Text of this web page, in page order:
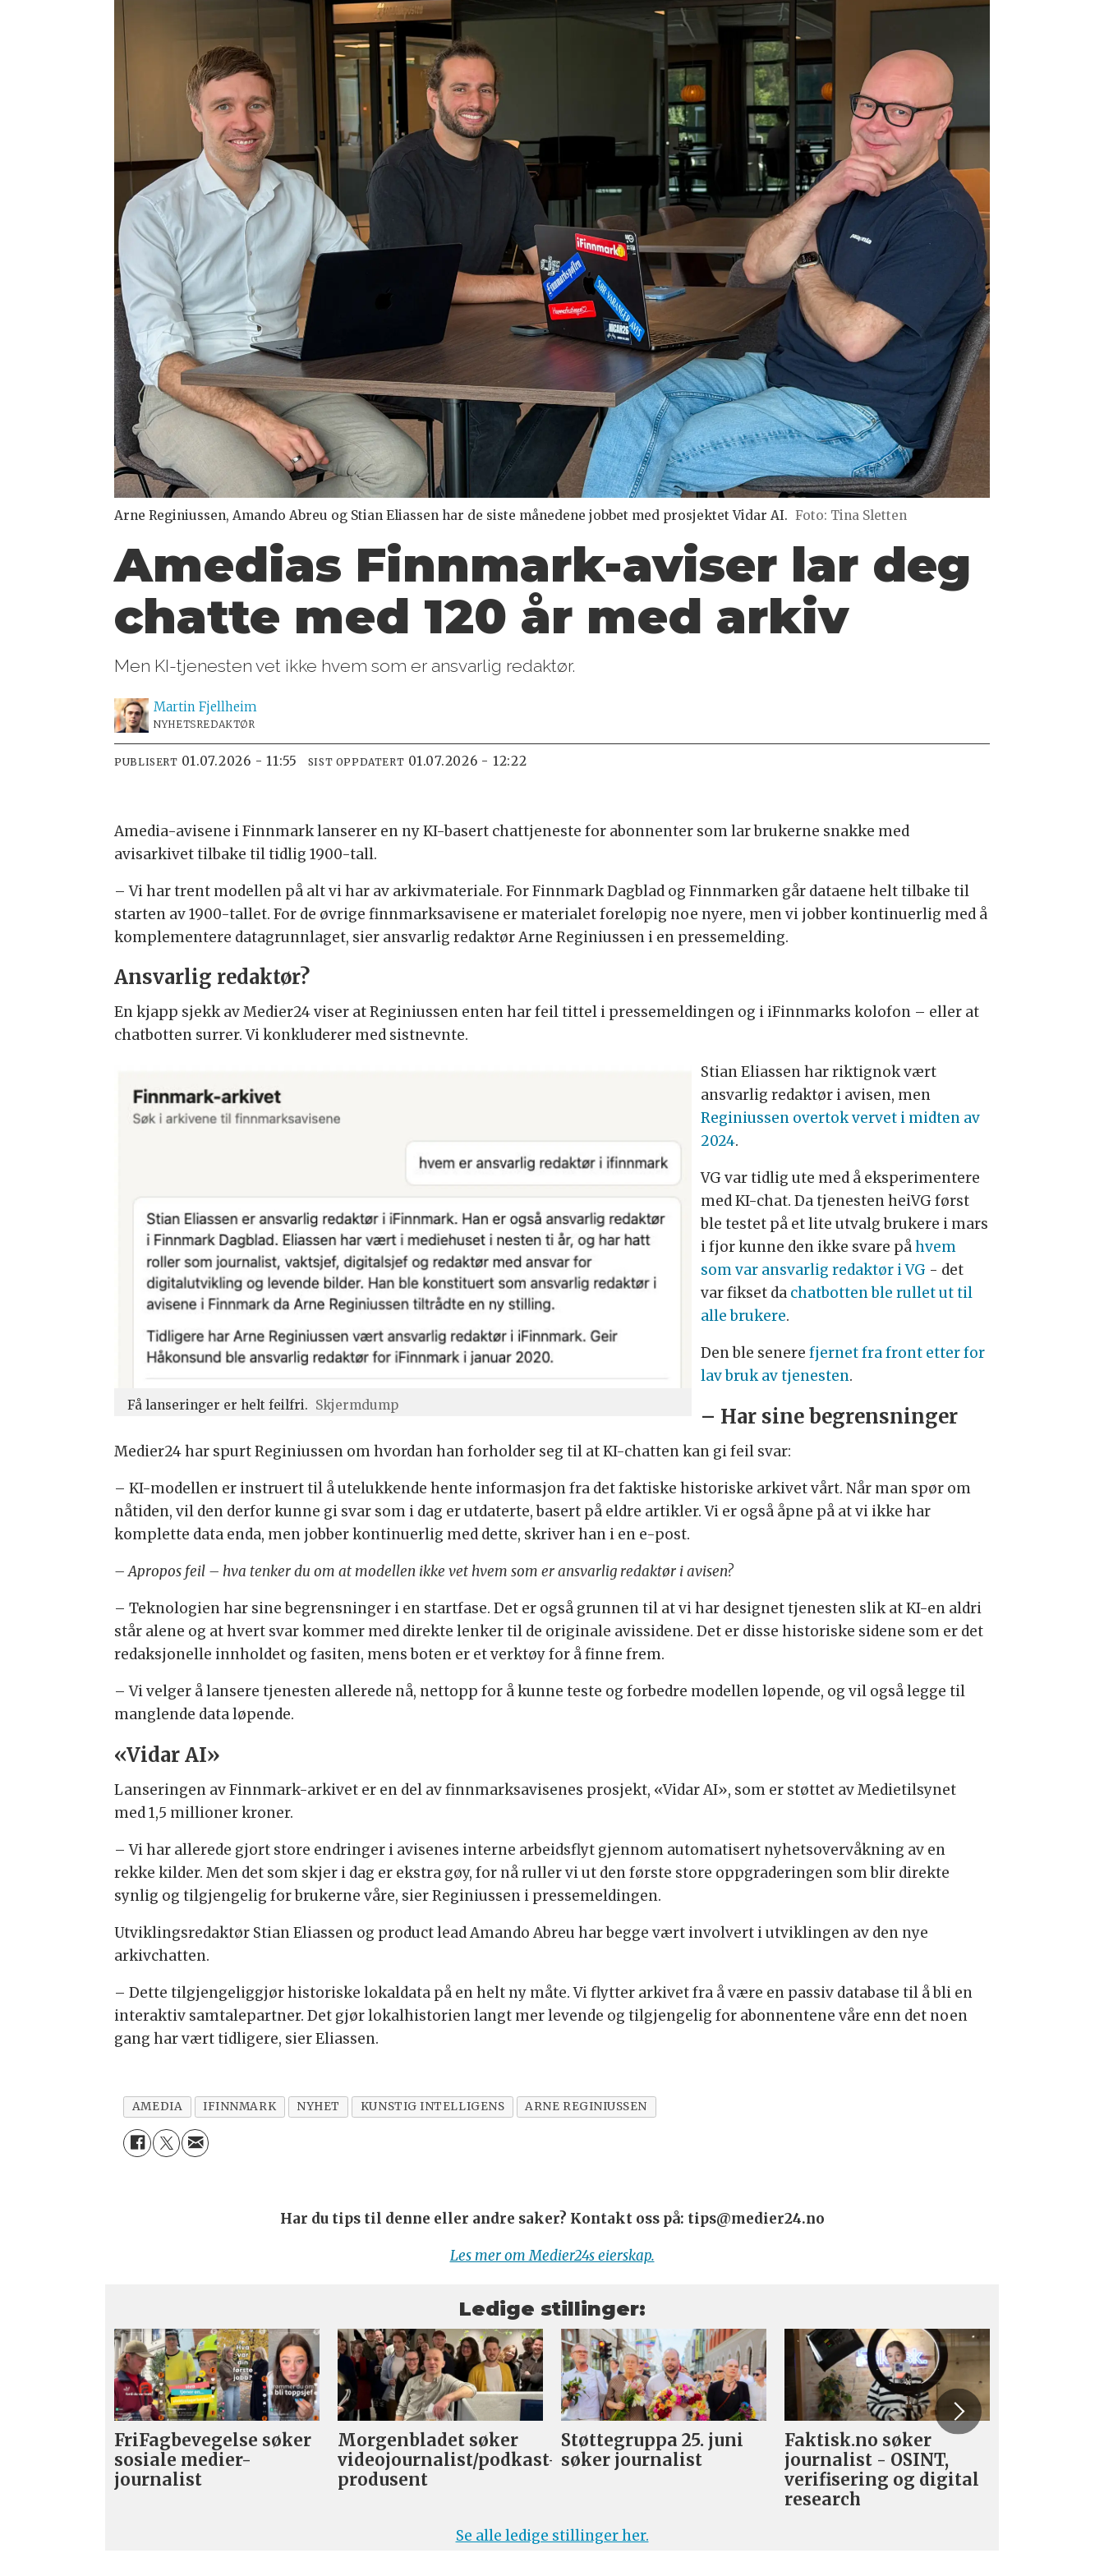
Arne Reginiussen, Amando Abreu og Stian Eliassen har de siste månedene jobbet med prosjektet Vidar AI. Foto: Tina Sletten
Amedias Finnmark-aviser lar deg
chatte med 120 år med arkiv
Men KI-tjenesten vet ikke hvem som er ansvarlig redaktør.
Martin Fjellheim
NYHETSREDAKTØR
PUBLISERT 01.07.2026 - 11:55 SIST OPPDATERT 01.07.2026 - 12:22
Amedia-avisene i Finnmark lanserer en ny KI-basert chattjeneste for abonnenter som lar brukerne snakke med
avisarkivet tilbake til tidlig 1900-tall.
– Vi har trent modellen på alt vi har av arkivmateriale. For Finnmark Dagblad og Finnmarken går dataene helt tilbake til
starten av 1900-tallet. For de øvrige finnmarksavisene er materialet foreløpig noe nyere, men vi jobber kontinuerlig med å
komplementere datagrunnlaget, sier ansvarlig redaktør Arne Reginiussen i en pressemelding.
Ansvarlig redaktør?
En kjapp sjekk av Medier24 viser at Reginiussen enten har feil tittel i pressemeldingen og i iFinnmarks kolofon – eller at
chatbotten surrer. Vi konkluderer med sistnevnte.
Få lanseringer er helt feilfri. Skjermdump
Stian Eliassen har riktignok vært
ansvarlig redaktør i avisen, men
Reginiussen overtok vervet i midten av
2024.
VG var tidlig ute med å eksperimentere
med KI-chat. Da tjenesten heiVG først
ble testet på et lite utvalg brukere i mars
i fjor kunne den ikke svare påhvem
som var ansvarlig redaktør i VG - det
var fikset da chatbotten ble rullet ut til
alle brukere.
Den ble senerefjernet fra front etter for
lav bruk av tjenesten.
– Har sine begrensninger
Medier24 har spurt Reginiussen om hvordan han forholder seg til at KI-chatten kan gi feil svar:
– KI-modellen er instruert til å utelukkende hente informasjon fra det faktiske historiske arkivet vårt. Når man spør om
nåtiden, vil den derfor kunne gi svar som i dag er utdaterte, basert på eldre artikler. Vi er også åpne på at vi ikke har
komplette data enda, men jobber kontinuerlig med dette, skriver han i en e-post.
– Apropos feil – hva tenker du om at modellen ikke vet hvem som er ansvarlig redaktør i avisen?
– Teknologien har sine begrensninger i en startfase. Det er også grunnen til at vi har designet tjenesten slik at KI-en aldri
står alene og at hvert svar kommer med direkte lenker til de originale avissidene. Det er disse historiske sidene som er det
redaksjonelle innholdet og fasiten, mens boten er et verktøy for å finne frem.
– Vi velger å lansere tjenesten allerede nå, nettopp for å kunne teste og forbedre modellen løpende, og vil også legge til
manglende data løpende.
«Vidar AI»
Lanseringen av Finnmark-arkivet er en del av finnmarksavisenes prosjekt, «Vidar AI», som er støttet av Medietilsynet
med 1,5 millioner kroner.
– Vi har allerede gjort store endringer i avisenes interne arbeidsflyt gjennom automatisert nyhetsovervåkning av en
rekke kilder. Men det som skjer i dag er ekstra gøy, for nå ruller vi ut den første store oppgraderingen som blir direkte
synlig og tilgjengelig for brukerne våre, sier Reginiussen i pressemeldingen.
Utviklingsredaktør Stian Eliassen og product lead Amando Abreu har begge vært involvert i utviklingen av den nye
arkivchatten.
– Dette tilgjengeliggjør historiske lokaldata på en helt ny måte. Vi flytter arkivet fra å være en passiv database til å bli en
interaktiv samtalepartner. Det gjør lokalhistorien langt mer levende og tilgjengelig for abonnentene våre enn det noen
gang har vært tidligere, sier Eliassen.
AMEDIA IFINNMARK NYHET KUNSTIG INTELLIGENS ARNE REGINIUSSEN
Har du tips til denne eller andre saker? Kontakt oss på: tips@medier24.no
Les mer om Medier24s eierskap.
Ledige stillinger:
FriFagbevegelse søker
sosiale medier-
journalist
Morgenbladet søker
videojournalist/podkast-
produsent
Støttegruppa 25. juni
søker journalist
Faktisk.no søker
journalist - OSINT,
verifisering og digital
research­
Se alle ledige stillinger her.